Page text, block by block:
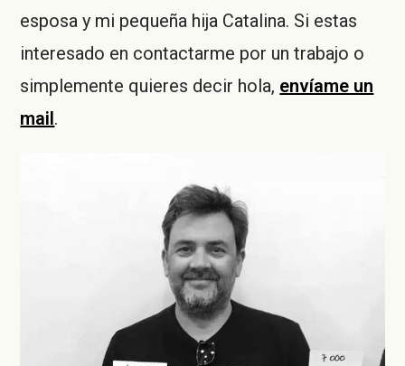
esposa y mi pequeña hija Catalina. Si estas
interesado en contactarme por un trabajo o
simplemente quieres decir hola, envíame un
mail.